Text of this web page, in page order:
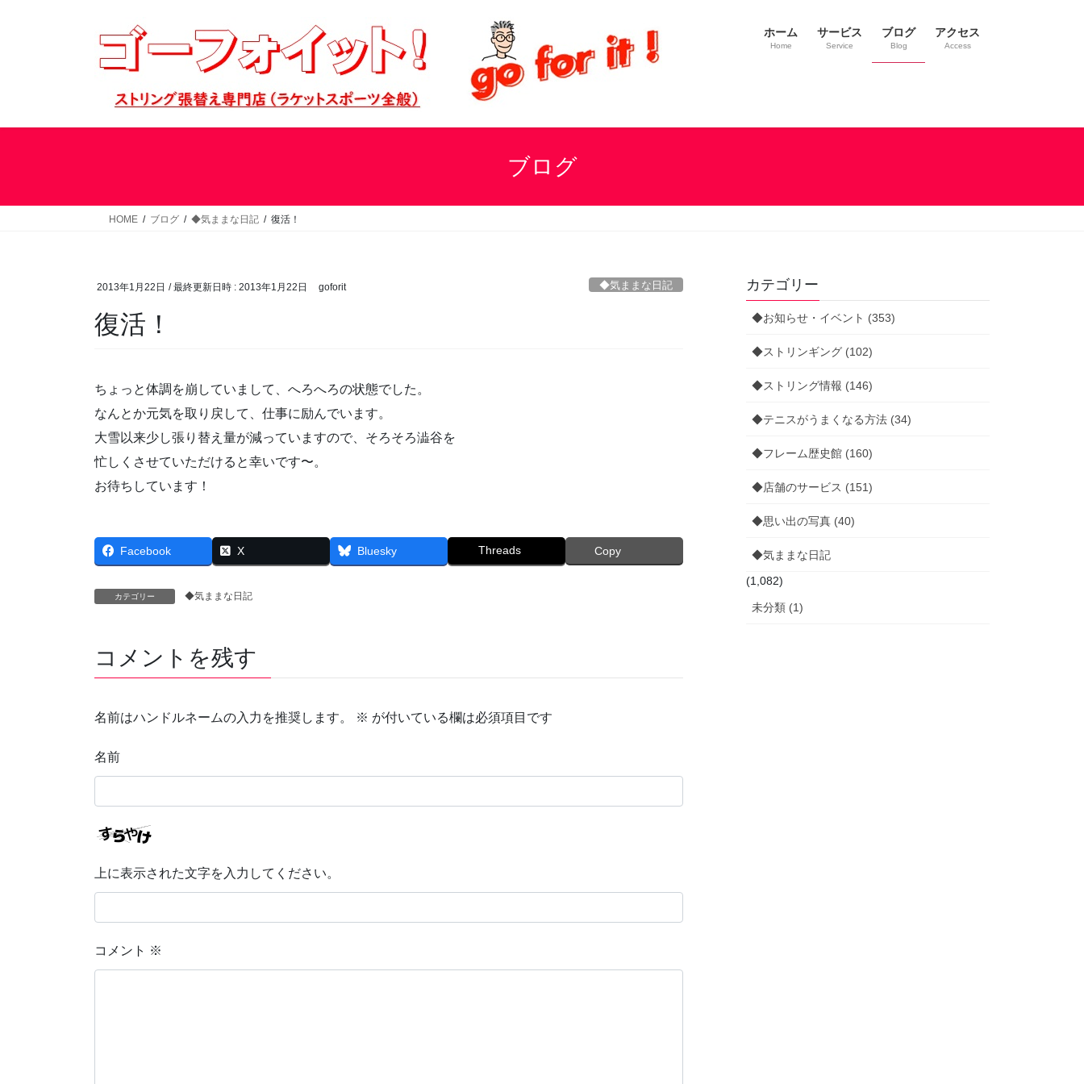
ス
ン
ホーム
Home
サービス
Service
ブログ
Blog
アクセス
Access
ブログ
HOME ブログ ◆気ままな日記 復活！
2013年1月22日 / 最終更新日時 : 2013年1月22日 goforit ◆気ままな日記
復活！
ちょっと体調を崩していまして、へろへろの状態でした。
なんとか元気を取り戻して、仕事に励んでいます。
大雪以来少し張り替え量が減っていますので、そろそろ澁谷を
忙しくさせていただけると幸いです〜。
お待ちしています！
Facebook X Bluesky Threads Copy
カテゴリー ◆気ままな日記
コメントを残す
名前はハンドルネームの入力を推奨します。 ※ が付いている欄は必須項目です
名前
上に表示された文字を入力してください。
コメント ※
カテゴリー
◆お知らせ・イベント (353)
◆ストリンギング (102)
◆ストリング情報 (146)
◆テニスがうまくなる方法 (34)
◆フレーム歴史館 (160)
◆店舗のサービス (151)
◆思い出の写真 (40)
◆気ままな日記
(1,082)
未分類 (1)